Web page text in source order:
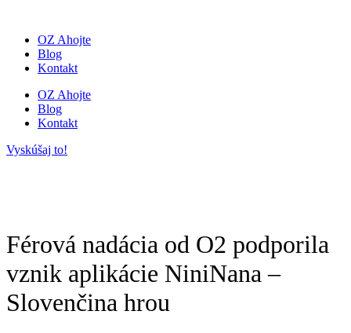
obsah
OZ Ahojte
Blog
Kontakt
OZ Ahojte
Blog
Kontakt
Vyskúšaj to!
Férová nadácia od O2 podporila
vznik aplikácie NiniNana –
Slovenčina hrou